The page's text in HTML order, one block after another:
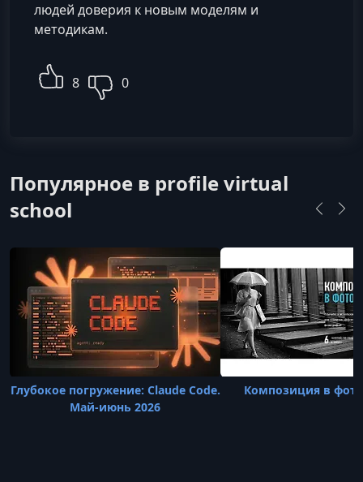
людей доверия к новым моделям и
методикам.
8 0
Популярное в profile virtual
school
Глубокое погружение: Claude Code.
Май-июнь 2026
Композиция в